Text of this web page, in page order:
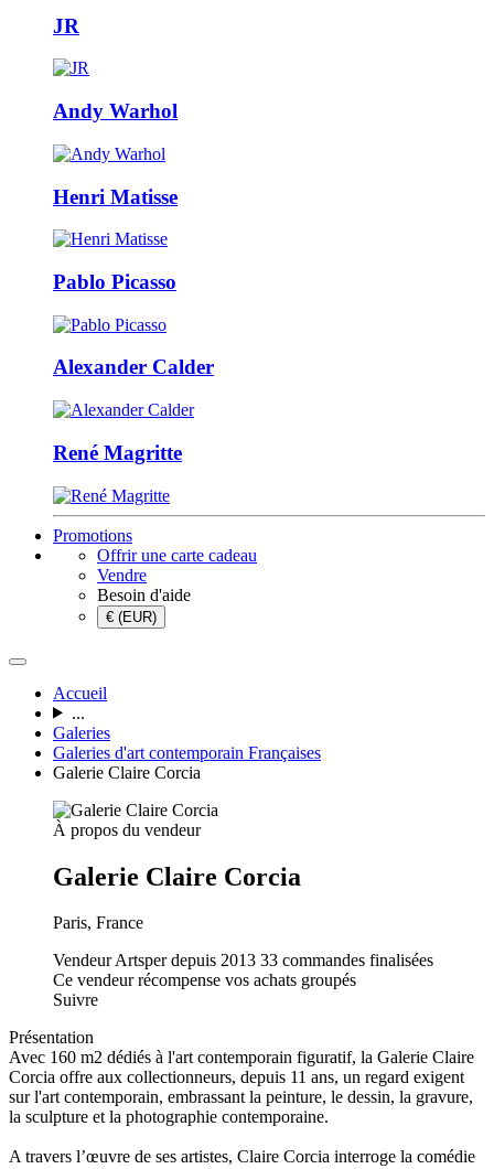
JR
Andy Warhol
Henri Matisse
Pablo Picasso
Alexander Calder
René Magritte
Promotions
Offrir une carte cadeau
Vendre
Besoin d'aide
€ (EUR)
Accueil
...
Galeries
Galeries d'art contemporain Françaises
Galerie Claire Corcia
À propos du vendeur
Galerie Claire Corcia
Paris, France
Vendeur Artsper depuis 2013 33 commandes finalisées
Ce vendeur récompense vos achats groupés
Suivre
Présentation
Avec 160 m2 dédiés à l'art contemporain figuratif, la Galerie Claire
Corcia offre aux collectionneurs, depuis 11 ans, un regard exigent
sur l'art contemporain, embrassant la peinture, le dessin, la gravure,
la sculpture et la photographie contemporaine.
A travers l’œuvre de ses artistes, Claire Corcia interroge la comédie